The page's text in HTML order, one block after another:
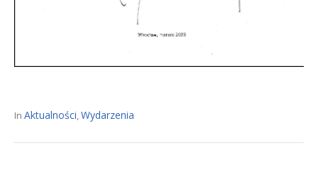
In Aktualności,Wydarzenia